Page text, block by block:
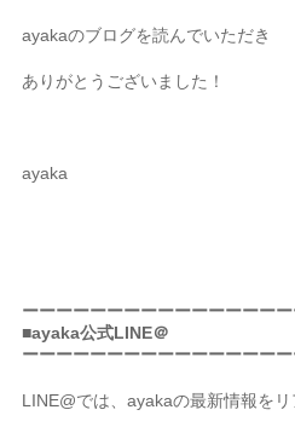
ayakaのブログを読んでいただき
ありがとうございました！
ayaka
ーーーーーーーーーーーーーーー
■ayaka公式LINE＠
ーーーーーーーーーーーーーーー
LINE@では、ayakaの最新情報をリ